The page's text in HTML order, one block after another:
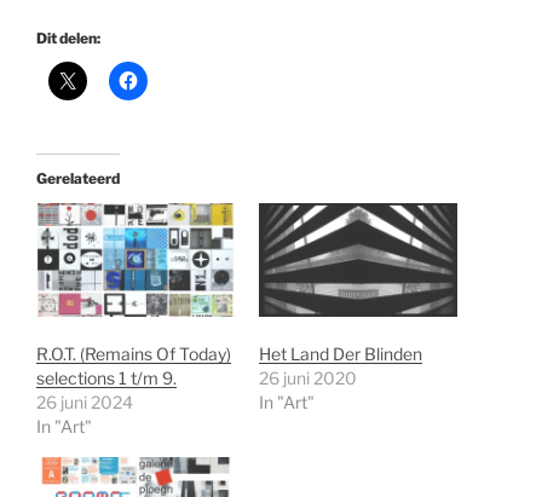
Dit delen:
Gerelateerd
R.O.T. (Remains Of Today)
selections 1 t/m 9.
26 juni 2024
In "Art"
Het Land Der Blinden
26 juni 2020
In "Art"